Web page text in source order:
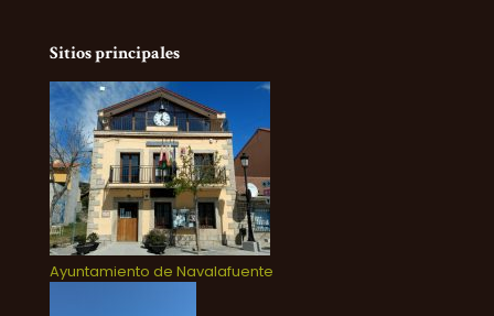
Sitios principales
Ayuntamiento de Navalafuente